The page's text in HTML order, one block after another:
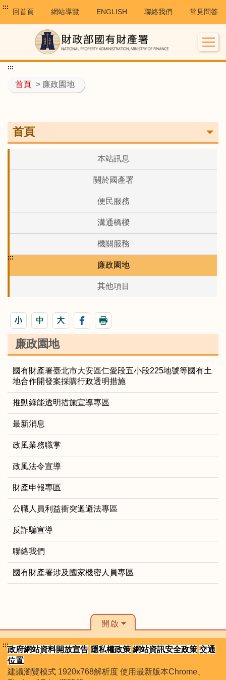
:::
回首頁 網站導覽 ENGLISH 聯絡我們 常見問答
首頁 > 廉政園地
:::
首頁
本站訊息
關於國產署
便民服務
溝通橋樑
機關服務
廉政園地
其他項目
:::
廉政園地
國有財產署臺北市大安區仁愛段五小段225地號等國有土
地合作開發案採購行政透明措施
推動綠能透明措施宣導專區
最新消息
政風業務職掌
政風法令宣導
財產申報專區
公職人員利益衝突迴避法專區
反詐騙宣導
聯絡我們
國有財產署涉及國家機密人員專區
開啟
:::政府網站資料開放宣告 隱私權政策 網站資訊安全政策 交通
位置
建議瀏覽模式 1920x768解析度 使用最新版本Chrome、